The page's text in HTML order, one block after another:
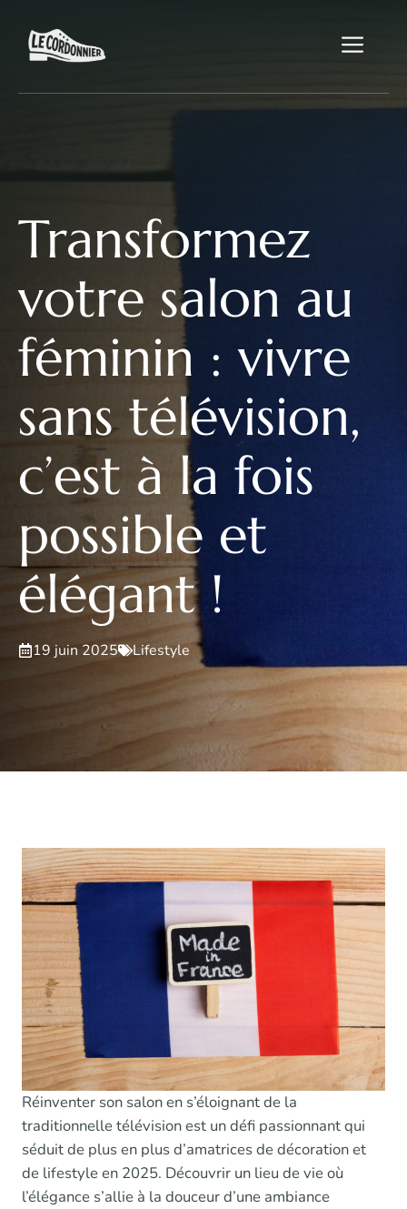
contenu
Transformez
votre salon au
féminin : vivre
sans télévision,
c’est à la fois
possible et
élégant !
19 juin 2025 Lifestyle
Réinventer son salon en s’éloignant de la
traditionnelle télévision est un défi passionnant qui
séduit de plus en plus d’amatrices de décoration et
de lifestyle en 2025. Découvrir un lieu de vie où
l’élégance s’allie à la douceur d’une ambiance